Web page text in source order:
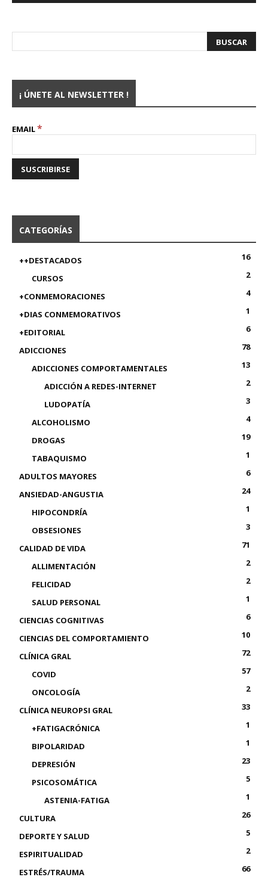
¡ ÚNETE AL NEWSLETTER !
EMAIL*
CATEGORÍAS
++DESTACADOS
16
CURSOS
2
+CONMEMORACIONES
4
+DIAS CONMEMORATIVOS
1
+EDITORIAL
6
ADICCIONES
78
ADICCIONES COMPORTAMENTALES
13
ADICCIÓN A REDES-INTERNET
2
LUDOPATÍA
3
ALCOHOLISMO
4
DROGAS
19
TABAQUISMO
1
ADULTOS MAYORES
6
ANSIEDAD-ANGUSTIA
24
HIPOCONDRÍA
1
OBSESIONES
3
CALIDAD DE VIDA
71
ALLIMENTACIÓN
2
FELICIDAD
2
SALUD PERSONAL
1
CIENCIAS COGNITIVAS
6
CIENCIAS DEL COMPORTAMIENTO
10
CLÍNICA GRAL
72
COVID
57
ONCOLOGÍA
2
CLÍNICA NEUROPSI GRAL
33
+FATIGACRÓNICA
1
BIPOLARIDAD
1
DEPRESIÓN
23
PSICOSOMÁTICA
5
ASTENIA-FATIGA
1
CULTURA
26
DEPORTE Y SALUD
5
ESPIRITUALIDAD
2
ESTRÉS/TRAUMA
66